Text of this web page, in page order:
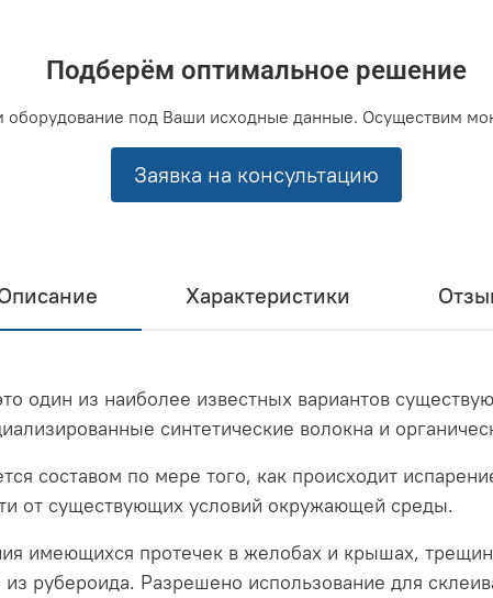
Подберём оптимальное решение
оборудование под Ваши исходные данные. Осуществим
Заявка на консультацию
Характеристики
один из наиболее известных вариантов
синтетические волокна и
составом по мере того, как происходит
от существующих условий окружающей среды.
имеющихся протечек в желобах и крышах,
рубероида. Разрешено использование для